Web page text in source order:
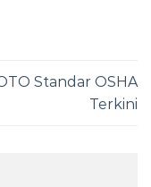
Standar OSHA
Terkini